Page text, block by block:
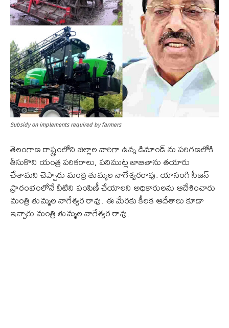
Subsidy on implements required by farmers
తెలంగాణ రాష్ట్రంలోని జిల్లాల వారిగా ఉన్న డిమాండ్ ను పరిగణలోకి
తీసుకొని యంత్ర పరికరాలు, పనిముట్ల జాబితాను తయారు
చేశామని చెప్పారు మంత్రి తుమ్మల నాగేశ్వరరావు. యాసంగి సీజన్
ప్రారంభంలోనే వీటిని పంపిణీ చేయాలని అధికారులను ఆదేశించారు
మంత్రి తుమ్మల నాగేశ్వర రావు. ఈ మేరకు కీలక ఆదేశాలు కూడా
ఇచ్చారు మంత్రి తుమ్మల నాగేశ్వర రావు.